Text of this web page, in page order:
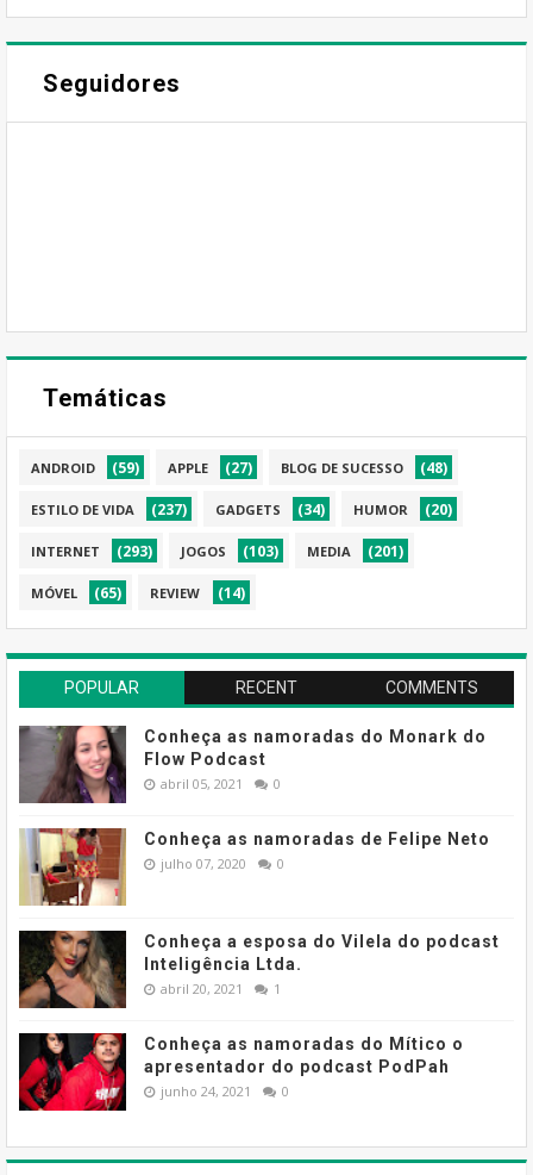
Seguidores
Temáticas
ANDROID (59) APPLE (27) BLOG DE SUCESSO (48)
ESTILO DE VIDA (237) GADGETS (34) HUMOR (20)
INTERNET (293) JOGOS (103) MEDIA (201)
MÓVEL (65) REVIEW (14)
POPULAR RECENT COMMENTS
Conheça as namoradas do Monark do
Flow Podcast
abril 05, 2021 0
Conheça as namoradas de Felipe Neto
julho 07, 2020 0
Conheça a esposa do Vilela do podcast
Inteligência Ltda.
abril 20, 2021 1
Conheça as namoradas do Mítico o
apresentador do podcast PodPah
junho 24, 2021 0